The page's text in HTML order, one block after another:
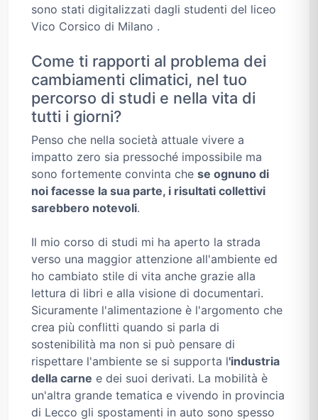
sono stati digitalizzati dagli studenti del liceo
Vico Corsico di Milano .
Come ti rapporti al problema dei
cambiamenti climatici, nel tuo
percorso di studi e nella vita di
tutti i giorni?
Penso che nella società attuale vivere a
impatto zero sia pressoché impossibile ma
sono fortemente convinta che se ognuno di
noi facesse la sua parte, i risultati collettivi
sarebbero notevoli.
Il mio corso di studi mi ha aperto la strada
verso una maggior attenzione all'ambiente ed
ho cambiato stile di vita anche grazie alla
lettura di libri e alla visione di documentari.
Sicuramente l'alimentazione è l'argomento che
crea più conflitti quando si parla di
sostenibilità ma non si può pensare di
rispettare l'ambiente se si supporta l'industria
della carne e dei suoi derivati. La mobilità è
un'altra grande tematica e vivendo in provincia
di Lecco gli spostamenti in auto sono spesso